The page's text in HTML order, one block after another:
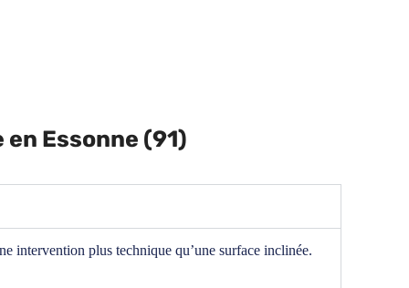
Essonne (91)
intervention plus technique qu’une surface inclinée.